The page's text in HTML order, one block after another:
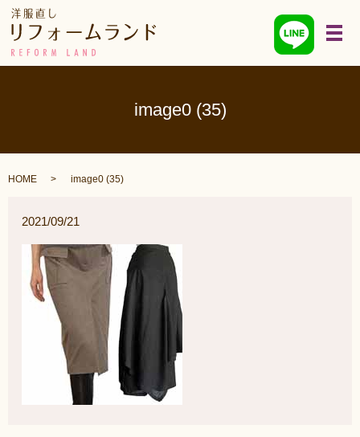
メ
image0 (35)
HOME image0 (35)
2021/09/21